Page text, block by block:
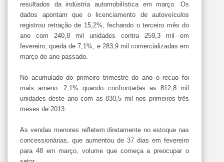
resultados da indústria automobilística em março. Os
dados apontam que o licenciamento de autoveículos
registrou retração de 15,2%, fechando o terceiro mês do
ano com 240,8 mil unidades contra 259,3 mil em
fevereiro, queda de 7,1%, e 283,9 mil comercializadas em
março do ano passado.
No acumulado do primeiro trimestre do ano o recuo foi
mais ameno: 2,1% quando confrontadas as 812,8 mil
unidades deste ano com as 830,5 mil nos primeiros três
meses de 2013.
As vendas menores refletem diretamente no estoque nas
concessionárias, que aumentou de 37 dias em fevereiro
para 48 em março, volume que começa a preocupar o